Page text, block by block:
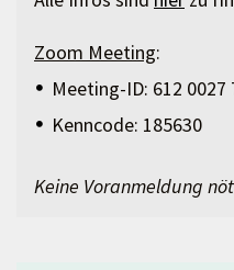
Zoom Meeting:
Meeting-ID: 612 0027
Kenncode: 185630
Keine Voranmeldung